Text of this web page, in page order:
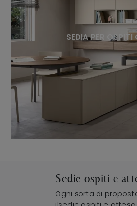
SEDIA PER OSPITI
Sedie ospiti e
Ogni sorta di